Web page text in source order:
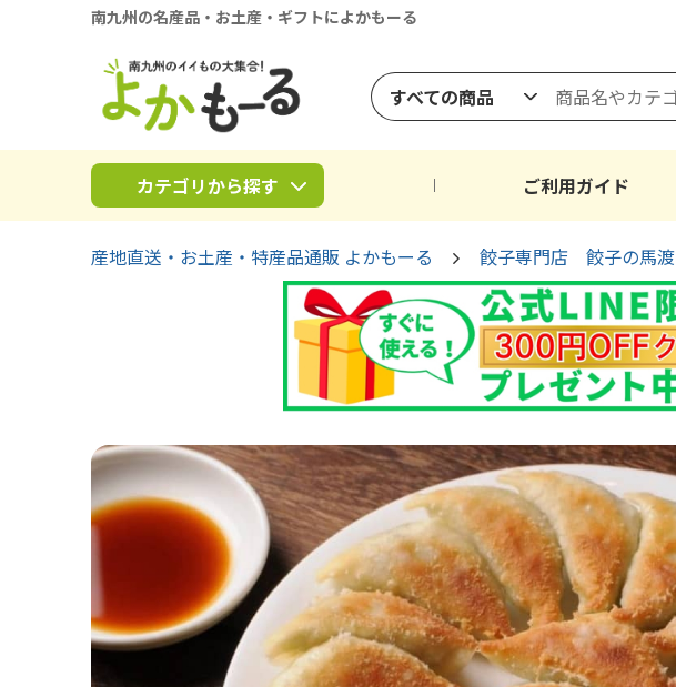
南九州の名産品・お土産・ギフトによかもーる
すべての商品
カテゴリから探す ご利用ガイド
産地直送・お土産・特産品通販 よかもーる 餃子専門店 餃子の馬渡